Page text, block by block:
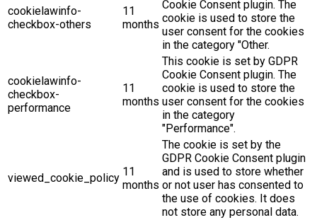
cookielawinfo-
checkbox-others
11
months
Cookie Consent plugin. The
cookie is used to store the
user consent for the cookies
in the category "Other.
cookielawinfo-
checkbox-
performance
11
months
This cookie is set by GDPR
Cookie Consent plugin. The
cookie is used to store the
user consent for the cookies
in the category
"Performance".
viewed_cookie_policy 11
months
The cookie is set by the
GDPR Cookie Consent plugin
and is used to store whether
or not user has consented to
the use of cookies. It does
not store any personal data.